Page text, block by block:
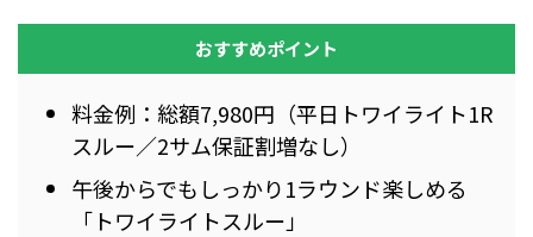
おすすめポイント
料金例：総額7,980円（平日トワイライト1R
スルー／2サム保証割増なし）
午後からでもしっかり1ラウンド楽しめる
「トワイライトスルー」